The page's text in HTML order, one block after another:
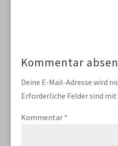
Kommentar
Deine E-Mail-Adresse wird
Erforderliche Felder sind mit
Kommentar *